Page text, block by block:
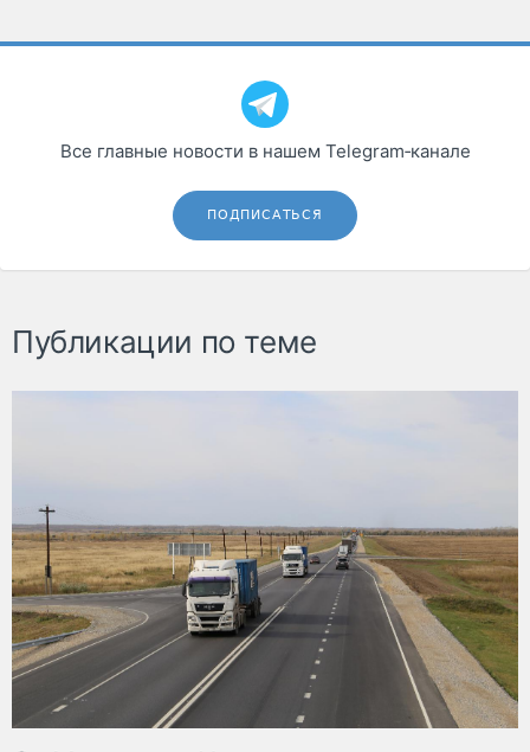
Все главные новости в нашем Telegram‑канале
ПОДПИСАТЬСЯ
Публикации по теме